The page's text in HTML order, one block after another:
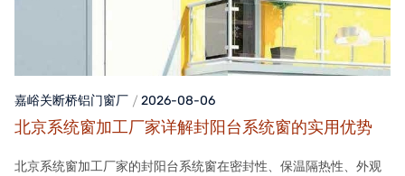
嘉峪关断桥铝门窗厂 2026-08-06
北京系统窗加工厂家详解封阳台系统窗的实用优势
北京系统窗加工厂家的封阳台系统窗在密封性、保温隔热性、外观